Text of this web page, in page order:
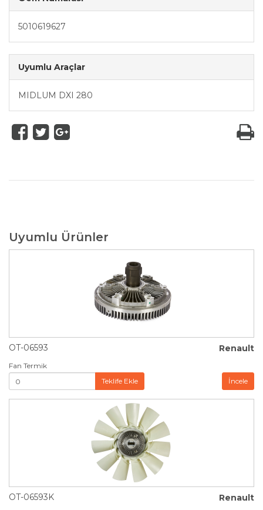
5010619627
Uyumlu Araçlar
MIDLUM DXI 280
Uyumlu Ürünler
OT-06593 Renault
Fan Termik
Teklife Ekle
İncele
OT-06593K Renault